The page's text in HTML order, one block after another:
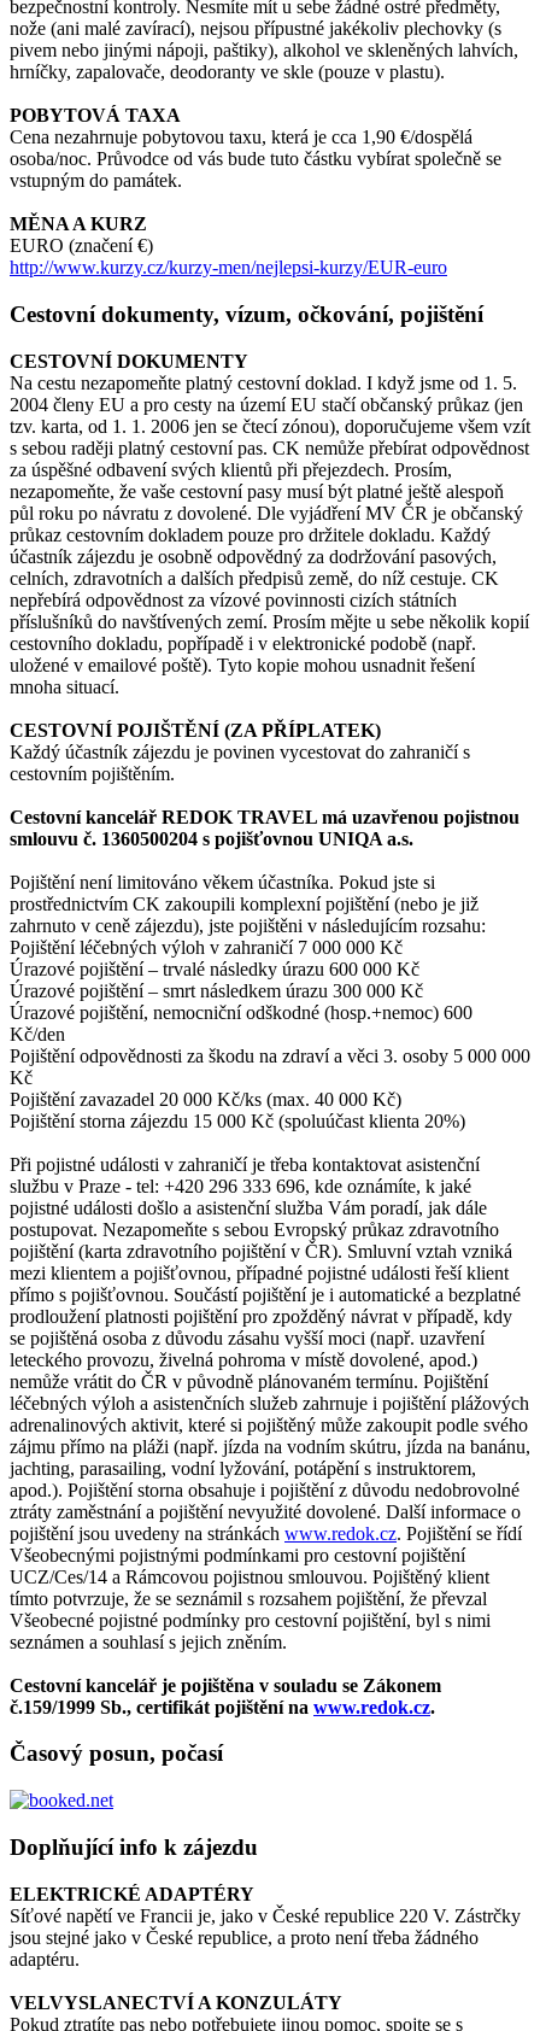
bezpečnostní kontroly. Nesmíte mít u sebe žádné ostré předměty,
nože (ani malé zavírací), nejsou přípustné jakékoliv plechovky (s
pivem nebo jinými nápoji, paštiky), alkohol ve skleněných lahvích,
hrníčky, zapalovače, deodoranty ve skle (pouze v plastu).
POBYTOVÁ TAXA
Cena nezahrnuje pobytovou taxu, která je cca 1,90 €/dospělá
osoba/noc. Průvodce od vás bude tuto částku vybírat společně se
vstupným do památek.
MĚNA A KURZ
EURO (značení €)
http://www.kurzy.cz/kurzy-men/nejlepsi-kurzy/EUR-euro
Cestovní dokumenty, vízum, očkování, pojištění
CESTOVNÍ DOKUMENTY
Na cestu nezapomeňte platný cestovní doklad. I když jsme od 1. 5.
2004 členy EU a pro cesty na území EU stačí občanský průkaz (jen
tzv. karta, od 1. 1. 2006 jen se čtecí zónou), doporučujeme všem vzít
s sebou raději platný cestovní pas. CK nemůže přebírat odpovědnost
za úspěšné odbavení svých klientů při přejezdech. Prosím,
nezapomeňte, že vaše cestovní pasy musí být platné ještě alespoň
půl roku po návratu z dovolené. Dle vyjádření MV ČR je občanský
průkaz cestovním dokladem pouze pro držitele dokladu. Každý
účastník zájezdu je osobně odpovědný za dodržování pasových,
celních, zdravotních a dalších předpisů země, do níž cestuje. CK
nepřebírá odpovědnost za vízové povinnosti cizích státních
příslušníků do navštívených zemí. Prosím mějte u sebe několik kopií
cestovního dokladu, popřípadě i v elektronické podobě (např.
uložené v emailové poště). Tyto kopie mohou usnadnit řešení
mnoha situací.
CESTOVNÍ POJIŠTĚNÍ (ZA PŘÍPLATEK)
Každý účastník zájezdu je povinen vycestovat do zahraničí s
cestovním pojištěním.
Cestovní kancelář REDOK TRAVEL má uzavřenou pojistnou
smlouvu č. 1360500204 s pojišťovnou UNIQA a.s.
Pojištění není limitováno věkem účastníka. Pokud jste si
prostřednictvím CK zakoupili komplexní pojištění (nebo je již
zahrnuto v ceně zájezdu), jste pojištěni v následujícím rozsahu:
Pojištění léčebných výloh v zahraničí 7 000 000 Kč
Úrazové pojištění – trvalé následky úrazu 600 000 Kč
Úrazové pojištění – smrt následkem úrazu 300 000 Kč
Úrazové pojištění, nemocniční odškodné (hosp.+nemoc) 600
Kč/den
Pojištění odpovědnosti za škodu na zdraví a věci 3. osoby 5 000 000
Kč
Pojištění zavazadel 20 000 Kč/ks (max. 40 000 Kč)
Pojištění storna zájezdu 15 000 Kč (spoluúčast klienta 20%)
Při pojistné události v zahraničí je třeba kontaktovat asistenční
službu v Praze - tel: +420 296 333 696, kde oznámíte, k jaké
pojistné události došlo a asistenční služba Vám poradí, jak dále
postupovat. Nezapomeňte s sebou Evropský průkaz zdravotního
pojištění (karta zdravotního pojištění v ČR). Smluvní vztah vzniká
mezi klientem a pojišťovnou, případné pojistné události řeší klient
přímo s pojišťovnou. Součástí pojištění je i automatické a bezplatné
prodloužení platnosti pojištění pro zpožděný návrat v případě, kdy
se pojištěná osoba z důvodu zásahu vyšší moci (např. uzavření
leteckého provozu, živelná pohroma v místě dovolené, apod.)
nemůže vrátit do ČR v původně plánovaném termínu. Pojištění
léčebných výloh a asistenčních služeb zahrnuje i pojištění plážových
adrenalinových aktivit, které si pojištěný může zakoupit podle svého
zájmu přímo na pláži (např. jízda na vodním skútru, jízda na banánu,
jachting, parasailing, vodní lyžování, potápění s instruktorem,
apod.). Pojištění storna obsahuje i pojištění z důvodu nedobrovolné
ztráty zaměstnání a pojištění nevyužité dovolené. Další informace o
pojištění jsou uvedeny na stránkách www.redok.cz. Pojištění se řídí
Všeobecnými pojistnými podmínkami pro cestovní pojištění
UCZ/Ces/14 a Rámcovou pojistnou smlouvou. Pojištěný klient
tímto potvrzuje, že se seznámil s rozsahem pojištění, že převzal
Všeobecné pojistné podmínky pro cestovní pojištění, byl s nimi
seznámen a souhlasí s jejich zněním.
Cestovní kancelář je pojištěna v souladu se Zákonem
č.159/1999 Sb., certifikát pojištění na www.redok.cz.
Časový posun, počasí
Doplňující info k zájezdu
ELEKTRICKÉ ADAPTÉRY
Síťové napětí ve Francii je, jako v České republice 220 V. Zástrčky
jsou stejné jako v České republice, a proto není třeba žádného
adaptéru.
VELVYSLANECTVÍ A KONZULÁTY
Pokud ztratíte pas nebo potřebujete jinou pomoc, spojte se s